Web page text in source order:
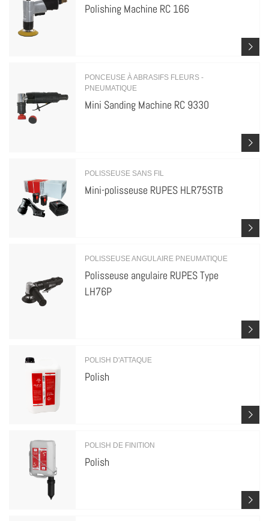
Polishing Machine RC 166
PONCEUSE À ABRASIFS FLEURS -
PNEUMATIQUE
Mini Sanding Machine RC 9330
POLISSEUSE SANS FIL
Mini-polisseuse RUPES HLR75STB
POLISSEUSE ANGULAIRE PNEUMATIQUE
Polisseuse angulaire RUPES Type
LH76P
POLISH D'ATTAQUE
Polish
POLISH DE FINITION
Polish